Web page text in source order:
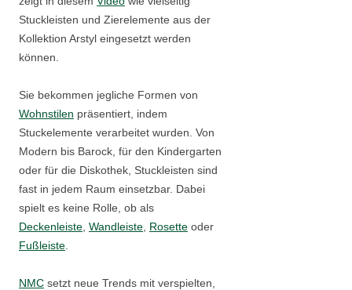
Stuckleisten und Zierelemente aus der
Kollektion Arstyl eingesetzt werden
können.
Sie bekommen jegliche Formen von
Wohnstilen präsentiert, indem
Stuckelemente verarbeitet wurden. Von
Modern bis Barock, für den Kindergarten
oder für die Diskothek, Stuckleisten sind
fast in jedem Raum einsetzbar. Dabei
spielt es keine Rolle, ob als
Deckenleiste Wandleiste Rosette oder
Fußleiste
NMC setzt neue Trends mit verspielten,